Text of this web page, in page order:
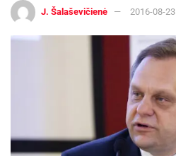
J. Šalaševičienė 2016-08-23